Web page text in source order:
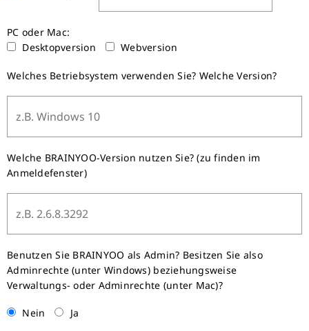
PC oder Mac:
Desktopversion
Webversion
Welches Betriebsystem verwenden Sie? Welche Version?
Welche BRAINYOO-Version nutzen Sie? (zu finden im
Anmeldefenster)
Benutzen Sie BRAINYOO als Admin? Besitzen Sie also
Adminrechte (unter Windows) beziehungsweise
Verwaltungs- oder Adminrechte (unter Mac)?
Nein Ja